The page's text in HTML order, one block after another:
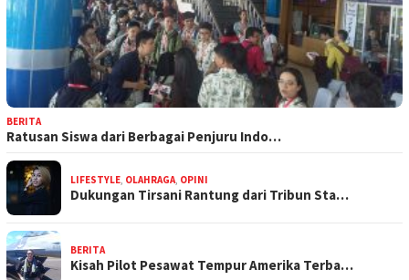
BERITA
Ratusan Siswa dari Berbagai Penjuru Indo…
LIFESTYLE, OLAHRAGA, OPINI
Dukungan Tirsani Rantung dari Tribun Sta…
BERITA
Kisah Pilot Pesawat Tempur Amerika Terba…